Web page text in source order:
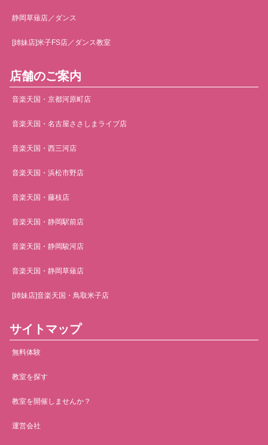
静岡草薙店／ダンス
[姉妹店]米子FS店／ダンス教室
店舗のご案内
音楽天国・京都河原町店
音楽天国・名古屋ささしまライブ店
音楽天国・西三河店
音楽天国・浜松市野店
音楽天国・藤枝店
音楽天国・静岡駅前店
音楽天国・静岡駿河店
音楽天国・静岡草薙店
[姉妹店]音楽天国・鳥取米子店
サイトマップ
無料体験
教室を探す
教室を開催しませんか？
運営会社